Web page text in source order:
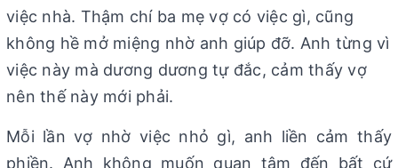
việc nhà. Thậm chí ba mẹ vợ có việc gì, cũng
không hề mở miệng nhờ anh giúp đỡ. Anh từng vì
việc này mà dương dương tự đắc, cảm thấy vợ
nên thế này mới phải.
Mỗi lần vợ nhờ việc nhỏ gì, anh liền cảm thấy
phiền. Anh không muốn quan tâm đến bất cứ